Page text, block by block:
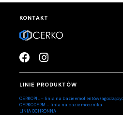
KONTAKT
LINIE PRODUKTÓW
CERKOPIL – linia na bazie emolientów
CERKODERM – linia na bazie mocznika
LINIA OCHRONNA